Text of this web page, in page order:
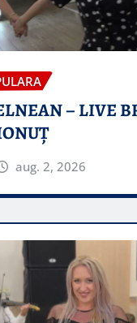
– LIVE
aug. 2, 2026